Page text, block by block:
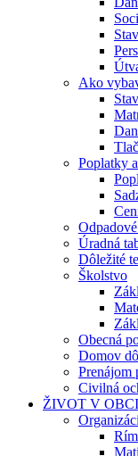
Ako
Poplatky
Úradná
Dôležité
Školstvo
Obecná
Domov
Prenájom
Civilná
ŽIVOT V OBCI